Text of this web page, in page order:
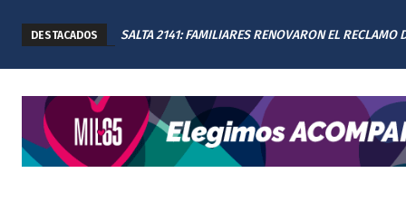
DESTACADOS
SALTA 2141: FAMILIARES RENOVARON EL RECLAMO